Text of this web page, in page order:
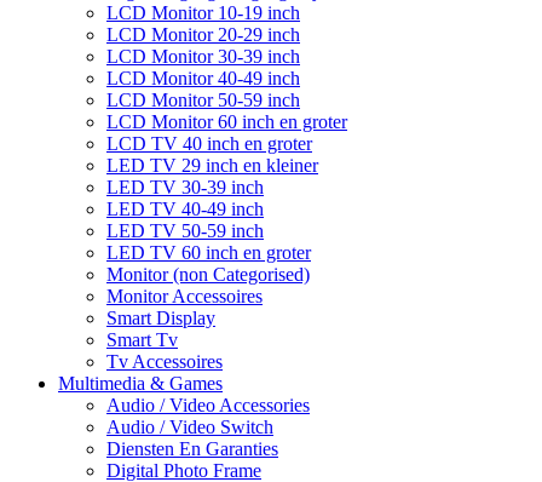
LCD Monitor 10-19 inch
LCD Monitor 20-29 inch
LCD Monitor 30-39 inch
LCD Monitor 40-49 inch
LCD Monitor 50-59 inch
LCD Monitor 60 inch en groter
LCD TV 40 inch en groter
LED TV 29 inch en kleiner
LED TV 30-39 inch
LED TV 40-49 inch
LED TV 50-59 inch
LED TV 60 inch en groter
Monitor (non Categorised)
Monitor Accessoires
Smart Display
Smart Tv
Tv Accessoires
Multimedia & Games
Audio / Video Accessories
Audio / Video Switch
Diensten En Garanties
Digital Photo Frame